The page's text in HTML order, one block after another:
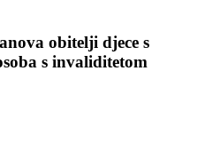
obitelji djece s
s invaliditetom